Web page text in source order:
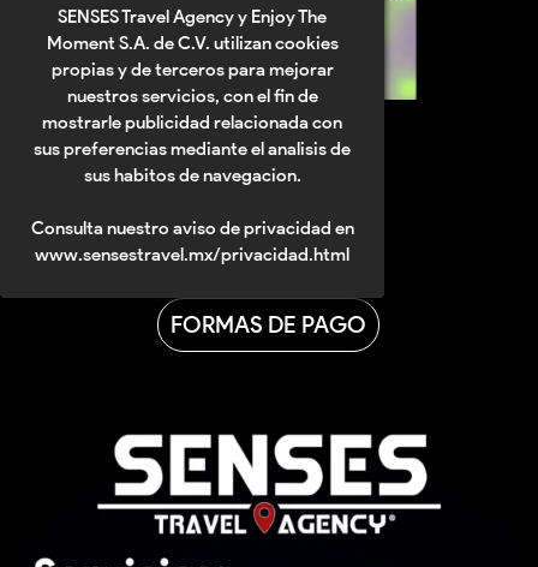
SENSES Travel Agency y Enjoy The
Moment S.A. de C.V. utilizan cookies
propias y de terceros para mejorar
nuestros servicios, con el fin de
mostrarle publicidad relacionada con
sus preferencias mediante el analisis de
sus habitos de navegacion.
Consulta nuestro aviso de privacidad en
www.sensestravel.mx/privacidad.html
CONTACTANOS
FORMAS DE PAGO